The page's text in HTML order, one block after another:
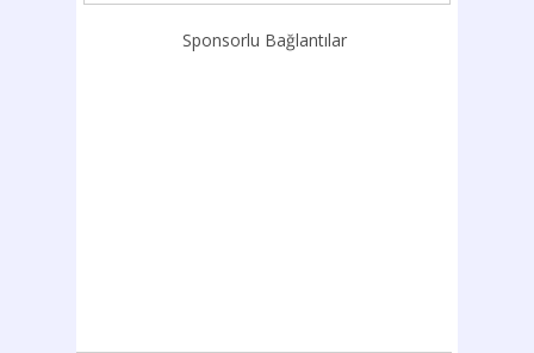
Sponsorlu Bağlantılar